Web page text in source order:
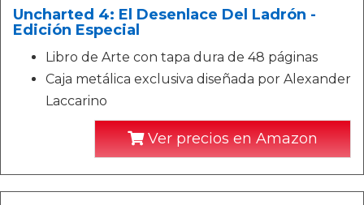
Uncharted 4: El Desenlace Del Ladrón -
Edición Especial
Libro de Arte con tapa dura de 48 páginas
Caja metálica exclusiva diseñada por Alexander
Laccarino
Ver precios en Amazon